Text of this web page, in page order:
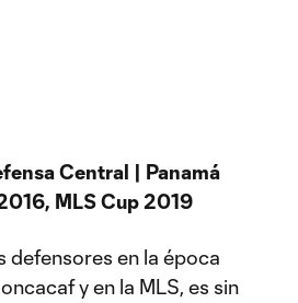
Central | Panamá
MLS Cup 2019
defensores en la época
y en la MLS, es sin